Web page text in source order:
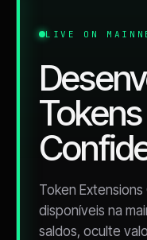
LIVE ON
Tokens
Token
disponíveis na
saldos, oculte